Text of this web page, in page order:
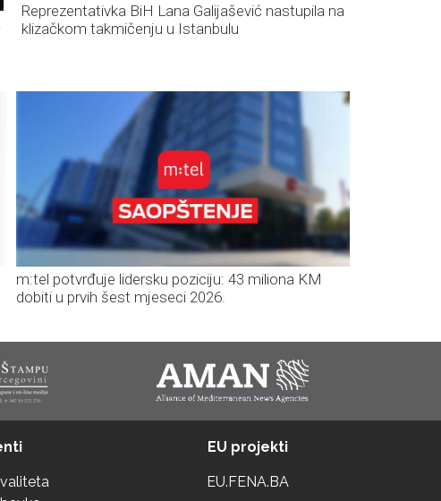
Reprezentativka BiH Lana Galijašević nastupila na
klizačkom takmičenju u Istanbulu
m:tel potvrđuje lidersku poziciju: 43 miliona KM
dobiti u prvih šest mjeseci 2026.
EU projekti
EU.FENA.BA